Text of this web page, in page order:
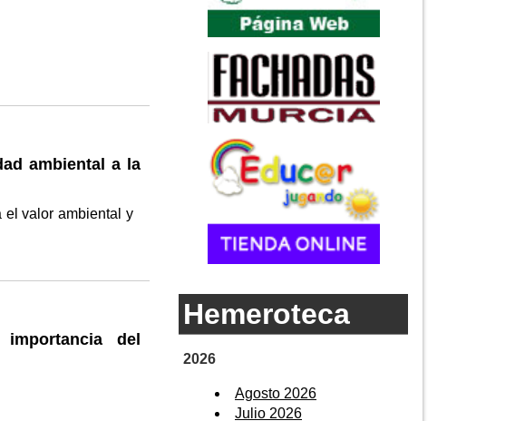
ambiental a la
el valor ambiental y
del
Hemeroteca
2026
Agosto 2026
Julio 2026